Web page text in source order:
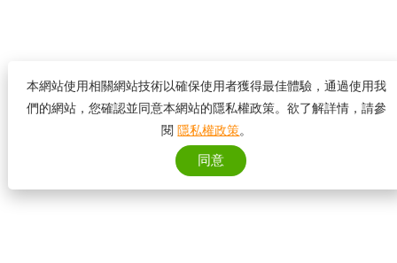
本網站使用相關網站技術以確保使用者獲得最佳體驗，通過使用我
們的網站，您確認並同意本網站的隱私權政策。欲了解詳情，請參
閱隱私權政策。
同意